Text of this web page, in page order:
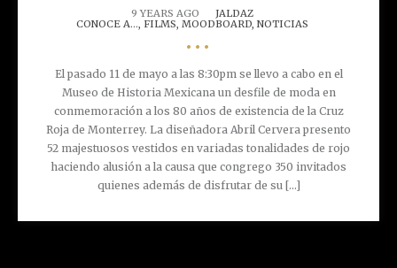
9 YEARS AGO
JALDAZ
CONOCE A..., FILMS, MOODBOARD, NOTICIAS
•••
El pasado 11 de mayo a las 8:30pm se llevo a cabo en el
Museo de Historia Mexicana un desfile de moda en
conmemoración a los 80 años de existencia de la Cruz
Roja de Monterrey. La diseñadora Abril Cervera presento
52 majestuosos vestidos en variadas tonalidades de rojo
haciendo alusión a la causa que congrego 350 invitados
quienes además de disfrutar de su [...]